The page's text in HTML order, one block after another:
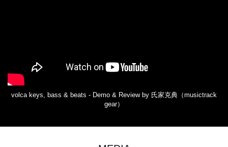
volca keys, bass & beats - Demo & Review by 氏家克典（musictrack
gear）